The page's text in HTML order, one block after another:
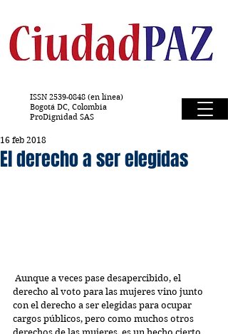
ISSN 2539-0848 (en línea)
Bogotá DC, Colombia
ProDignidad SAS
El derecho a ser elegidas
16 feb 2018
derecho al voto para las mujeres vino junto
con el derecho a ser elegidas para ocupar
cargos públicos, pero como muchos otros